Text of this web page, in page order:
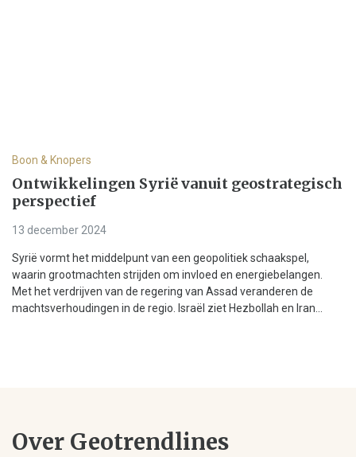
Boon & Knopers
Ontwikkelingen Syrië vanuit geostrategisch
perspectief
13 december 2024
Syrië vormt het middelpunt van een geopolitiek schaakspel,
waarin grootmachten strijden om invloed en energiebelangen.
Met het verdrijven van de regering van Assad veranderen de
machtsverhoudingen in de regio. Israël ziet Hezbollah en Iran...
Over Geotrendlines